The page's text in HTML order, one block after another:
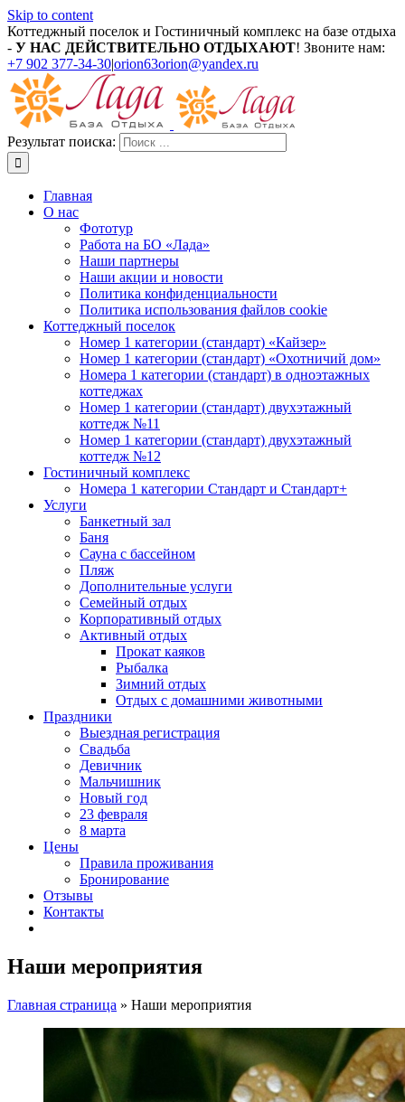
Skip to content
Коттеджный поселок и Гостиничный комплекс на базе отдыха
- У НАС ДЕЙСТВИТЕЛЬНО ОТДЫХАЮТ! Звоните нам:
+7 902 377-34-30|orion63orion@yandex.ru
Результат поиска:
Главная
О нас
Фототур
Работа на БО «Лада»
Наши партнеры
Наши акции и новости
Политика конфиденциальности
Политика использования файлов cookie
Коттеджный поселок
Номер 1 категории (стандарт) «Кайзер»
Номер 1 категории (стандарт) «Охотничий дом»
Номера 1 категории (стандарт) в одноэтажных
коттеджах
Номер 1 категории (стандарт) двухэтажный
коттедж №11
Номер 1 категории (стандарт) двухэтажный
коттедж №12
Гостиничный комплекс
Номера 1 категории Стандарт и Стандарт+
Услуги
Банкетный зал
Баня
Сауна с бассейном
Пляж
Дополнительные услуги
Семейный отдых
Корпоративный отдых
Активный отдых
Прокат каяков
Рыбалка
Зимний отдых
Отдых с домашними животными
Праздники
Выездная регистрация
Свадьба
Девичник
Мальчишник
Новый год
23 февраля
8 марта
Цены
Правила проживания
Бронирование
Отзывы
Контакты
Наши мероприятия
Главная страница » Наши мероприятия